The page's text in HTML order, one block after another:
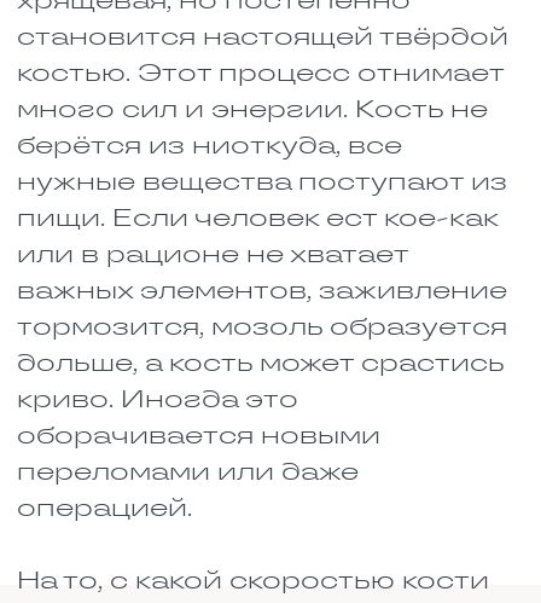
восстанавливаться
намного дольше.
Полноценный сон. Ночью
организм активно
восстанавливается, и без
отдыха регенерация идёт
Лёгкая физическая
активность, которую
разрешил врач. Она
разгоняет кровь и ускоряет
выздоровление.
Важно полноценное питание
при переломах костей, чтобы
организм быстрее
восстанавливался. Возможно,
придется принимать
специальные добавки, которые
необходимы при переломах. Их